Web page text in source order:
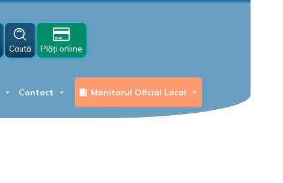
Caută Plăți online
Contact Monitorul Oficial Local